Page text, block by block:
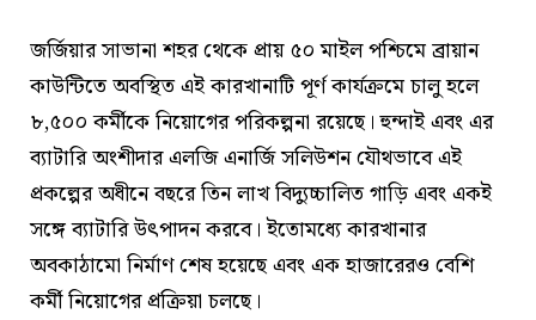
জর্জিয়ার সাভানা শহর থেকে প্রায় ৫০ মাইল পশ্চিমে ব্রায়ান
কাউন্টিতে অবস্থিত এই কারখানাটি পূর্ণ কার্যক্রমে চালু হলে
৮,৫০০ কর্মীকে নিয়োগের পরিকল্পনা রয়েছে। হুন্দাই এবং এর
ব্যাটারি অংশীদার এলজি এনার্জি সলিউশন যৌথভাবে এই
প্রকল্পের অধীনে বছরে তিন লাখ বিদ্যুচ্চালিত গাড়ি এবং একই
সঙ্গে ব্যাটারি উৎপাদন করবে। ইতোমধ্যে কারখানার
অবকাঠামো নির্মাণ শেষ হয়েছে এবং এক হাজারেরও বেশি
কর্মী নিয়োগের প্রক্রিয়া চলছে।